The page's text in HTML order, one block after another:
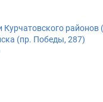
Курчатовского
(пр. Победы, 287)